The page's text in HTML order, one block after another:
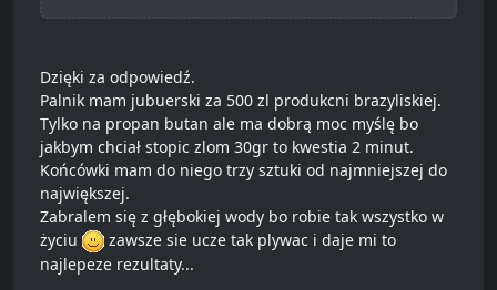
Dzięki za odpowiedź.
Palnik mam jubuerski za 500 zl produkcni brazyliskiej.
Tylko na propan butan ale ma dobrą moc myślę bo
jakbym chciał stopic zlom 30gr to kwestia 2 minut.
Końcówki mam do niego trzy sztuki od najmniejszej do
największej.
Zabralem się z głębokiej wody bo robie tak wszystko w
życiu
zawsze sie ucze tak plywac i daje mi to
najlepeze rezultaty...